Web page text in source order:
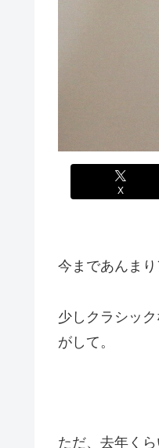
X
今まであんま
少しクラシッ
がして。
ただ、去年く